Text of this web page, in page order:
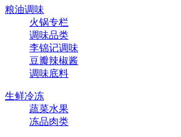
粮油调味
火锅专栏
调味品类
李锦记调味
豆瓣辣椒酱
调味底料
生鲜冷冻
蔬菜水果
冻品肉类